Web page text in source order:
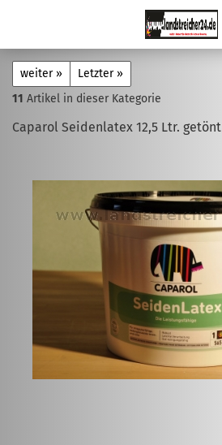
weiter »
Letzter »
11 Artikel in dieser Kategorie
Caparol Seidenlatex 12,5 Ltr. getönt